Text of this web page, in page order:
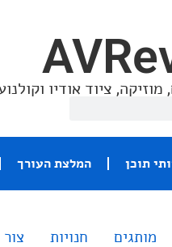
ציוד אודיו
תוכן המלצת העורך
מותגים חנויות